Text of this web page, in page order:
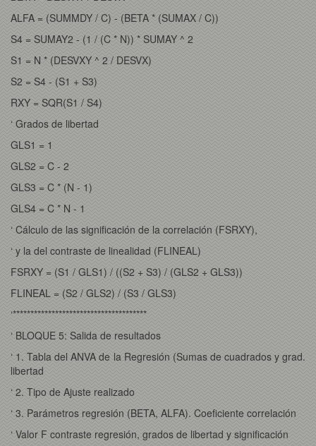
ALFA = (SUMMDY / C) - (BETA * (SUMAX / C))
S4 = SUMAY2 - (1 / (C * N)) * SUMAY ^ 2
S1 = N * (DESVXY ^ 2 / DESVX)
S2 = S4 - (S1 + S3)
RXY = SQR(S1 / S4)
‘ Grados de libertad
GLS1 = 1
GLS2 = C - 2
GLS3 = C * (N - 1)
GLS4 = C * N - 1
‘ Cálculo de las significación de la correlación (FSRXY),
‘ y la del contraste de linealidad (FLINEAL)
FSRXY = (S1 / GLS1) / ((S2 + S3) / (GLS2 + GLS3))
FLINEAL = (S2 / GLS2) / (S3 / GLS3)
‘**************************************
‘ BLOQUE 5: Salida de resultados
‘ 1. Tabla del ANVA de la Regresión (Sumas de cuadrados y grad.
libertad
‘ 2. Tipo de Ajuste realizado
‘ 3. Parámetros regresión (BETA, ALFA). Coeficiente correlación
‘ Valor F contraste regresión, grados de libertad y significación